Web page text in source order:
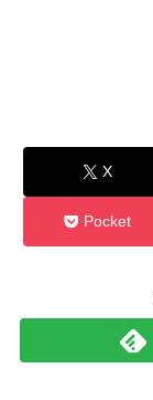
X
Pocket